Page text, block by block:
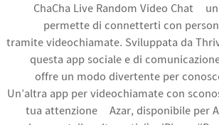
ChaCha Live Random Video Chat è
permette di connetterti con
tramite videochiamate. Sviluppata da
questa app sociale e di
offre un modo divertente per
Un’altra app per videochiamate con
tua attenzione è Azar, disponibile per